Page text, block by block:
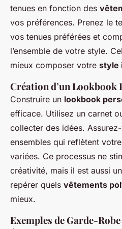
tenues en fonction des
vos préférences. Prenez le
vos tenues préférées et
l’ensemble de votre style.
mieux composer votre style
Création d’un Lookbook
Construire un lookbook
efficace. Utilisez un carnet
collecter des idées.
ensembles qui reflètent
variées. Ce processus ne
créativité, mais il est aussi
repérer quels vêtements
mieux.
Exemples de Garde-